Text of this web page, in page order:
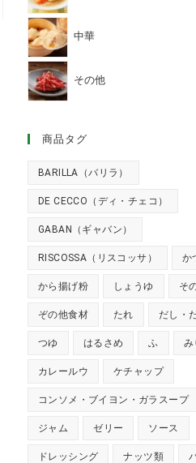
中華
その他
商品タグ
BARILLA（バリラ）
DE CECCO（ディ・チェコ）
GABAN（ギャバン）
RISCOSSA（リスコッサ） か
から揚げ粉 しょうゆ そ
ぞの他食材 たれ だし・
つゆ はるさめ ふ み
カレールウ ケチャップ
コンソメ・ブイヨン・ガラスープ
ジャム ゼリー ソース
ドレッシング ナッツ類